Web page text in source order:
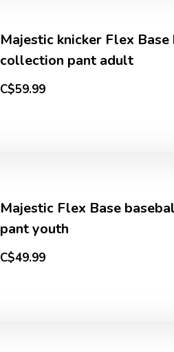
Majestic knicker Flex
collection pant adult
C$59.99
Majestic Flex Base
pant youth
C$49.99